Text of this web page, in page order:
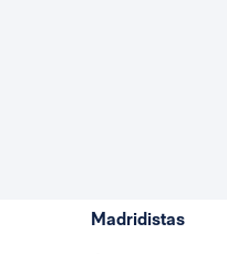
Madridistas